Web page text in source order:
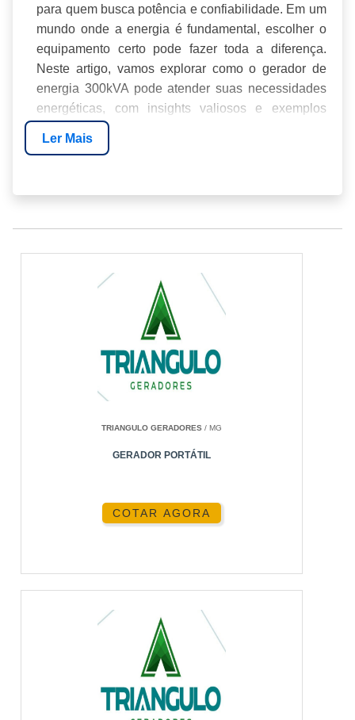
para quem busca potência e confiabilidade. Em um
mundo onde a energia é fundamental, escolher o
equipamento certo pode fazer toda a diferença.
Neste artigo, vamos explorar como o gerador de
energia 300kVA pode atender suas necessidades
energéticas, com insights valiosos e exemplos
COMO FUNCIONA UM GERADOR DE
APLICAÇÕES PRÁTICAS
COMPARAÇÃO COM OUTROS MODELOS
POR QUE ESCOLHER ENERGIA24HORAS?
PERGUNTAS FREQUENTES
INTRODUÇÃO
eficiente nunca foi tão alta. Com o avanço das
tecnologias e a necessidade crescente de energia,
Energia24Horas
é líder nesse segmento.
COMO FUNCIONA UM
GERADOR DE ENERGIA
300KVA
Ler Mais
TRIANGULO GERADORES / MG
GERADOR PORTÁTIL
COTAR AGORA